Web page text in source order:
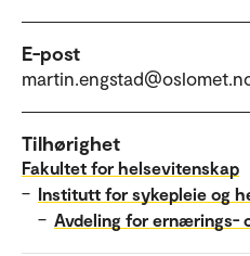
E-post
Tilhørighet
Fakultet for helsevitenskap
– Institutt for sykepleie og
– Avdeling for ernærings-